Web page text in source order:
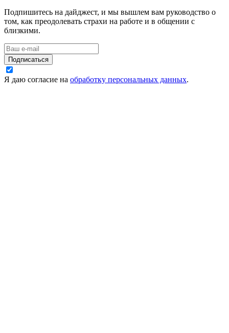
Подпишитесь на дайджест, и мы вышлем вам руководство о
том, как преодолевать страхи на работе и в общении с
близкими.
Подписаться
Я даю согласие на обработку персональных данных.